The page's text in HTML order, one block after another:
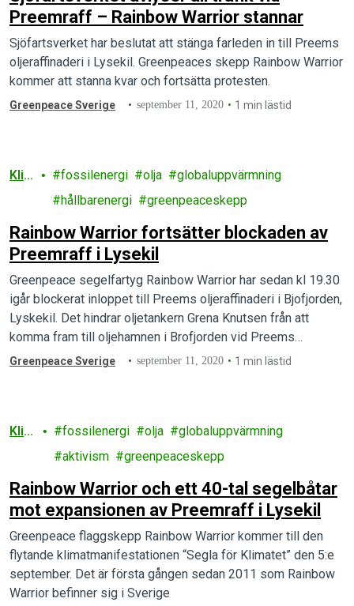
Preemraff – Rainbow Warrior stannar
Sjöfartsverket har beslutat att stänga farleden in till Preems
oljeraffinaderi i Lysekil. Greenpeaces skepp Rainbow Warrior
kommer att stanna kvar och fortsätta protesten.
Greenpeace Sverige september 11, 2020 1 min lästid
Klim
fossilenergi olja
globaluppvärmning
hållbarenergi
greenpeaceskepp
Rainbow Warrior fortsätter blockaden av
Preemraff i Lysekil
Greenpeace segelfartyg Rainbow Warrior har sedan kl 19.30
igår blockerat inloppet till Preems oljeraffinaderi i Bjofjorden,
Lyskekil. Det hindrar oljetankern Grena Knutsen från att
komma fram till oljehamnen i Brofjorden vid Preems
oljeraffinaderi i Lysekil. Grena Knutsen vände om och ligger
Greenpeace Sverige september 11, 2020 1 min lästid
Klim
fossilenergi olja
globaluppvärmning
aktivism
greenpeaceskepp
Rainbow Warrior och ett 40-tal segelbåtar
mot expansionen av Preemraff i Lysekil
Greenpeace flaggskepp Rainbow Warrior kommer till den
flytande klimatmanifestationen “Segla för Klimatet” den 5:e
september. Det är första gången sedan 2011 som Rainbow
Warrior befinner sig i Sverige